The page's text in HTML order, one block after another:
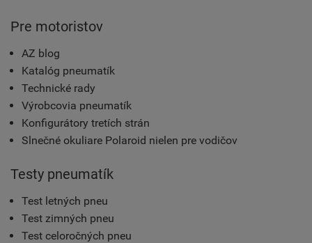
Pre motoristov
AZ blog
Katalóg pneumatík
Technické rady
Výrobcovia pneumatík
Konfigurátory tretích strán
Slnečné okuliare Polaroid nielen pre vodičov
Testy pneumatík
Test letných pneu
Test zimných pneu
Test celoročných pneu